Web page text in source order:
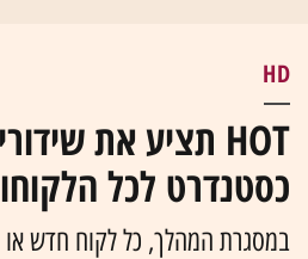
HD
כסטנדרט לכל
במסגרת המהלך, כל לקוח חדש